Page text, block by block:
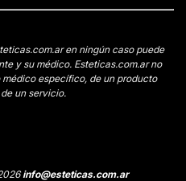
en ningún caso puede
y su médico. Esteticas.com.ar no
específico, de un producto
un servicio.
info@esteticas.com.ar